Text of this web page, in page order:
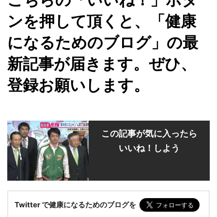
ンを押して頂くと、「健康
になるためのブログ」の最
新記事が届きます。ぜひ、
登録お願いします。
この記事が気に入ったら
いいね！しよう
Twitter で健康になるためのブログを